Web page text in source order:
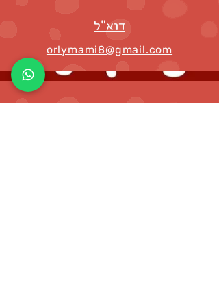
למיסליום של הקריסטל
שעות מהרגע שהכנסת אותי לגופך
ואשהה איתך במשך 24 שעות לפחות,
אם לא תקחי, ממני, עוד מנה
דוא"ל
orlymami8@gmail.com